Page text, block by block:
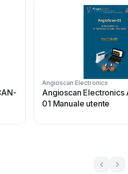
Angioscan Electronics
Angioscan Electronics
01 Manuale utente